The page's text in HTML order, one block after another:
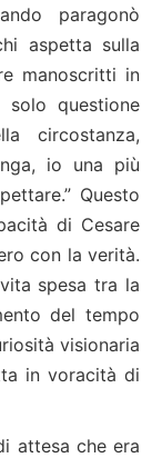
paragonò
aspetta sulla
manoscritti in
solo questione
circostanza,
io una più
Questo
di Cesare
con la verità.
spesa tra la
del tempo
visionaria
in voracità di
attesa che era